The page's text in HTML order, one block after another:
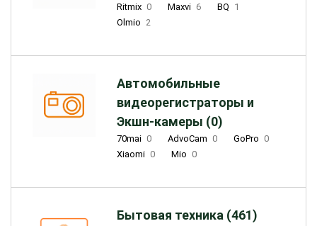
Ritmix 0 Maxvi 6 BQ 1
Olmio 2
Автомобильные
видеорегистраторы и
Экшн-камеры (0)
70mai 0 AdvoCam 0 GoPro 0
Xiaomi 0 Mio 0
Бытовая техника (461)